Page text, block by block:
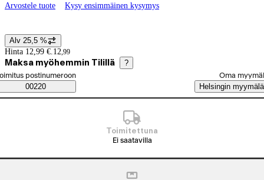
Arvostele tuote Kysy ensimmäinen kysymys
Hintatiedot
Alv 25,5 %
Hinta 12,99 €. 12,99
Maksa myöhemmin Tilillä ?
Saatavuustiedot
tilaustapa
postinumeroon
00220
Oma
Helsingin myymälä
Toimitettuna
Ei saatavilla